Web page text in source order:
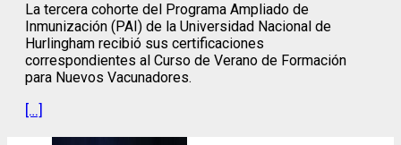
La tercera cohorte del Programa Ampliado de
Inmunización (PAI) de la Universidad Nacional de
Hurlingham recibió sus certificaciones
correspondientes al Curso de Verano de Formación
para Nuevos Vacunadores.
[…]